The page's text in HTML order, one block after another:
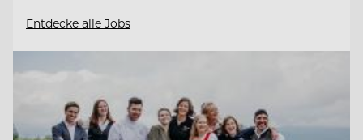
Entdecke alle Jobs